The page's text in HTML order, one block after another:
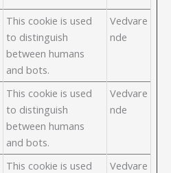
This cookie is used
to distinguish
between humans
and bots.
Vedvare
nde
This cookie is used
to distinguish
between humans
and bots.
Vedvare
nde
This cookie is used
Vedvare